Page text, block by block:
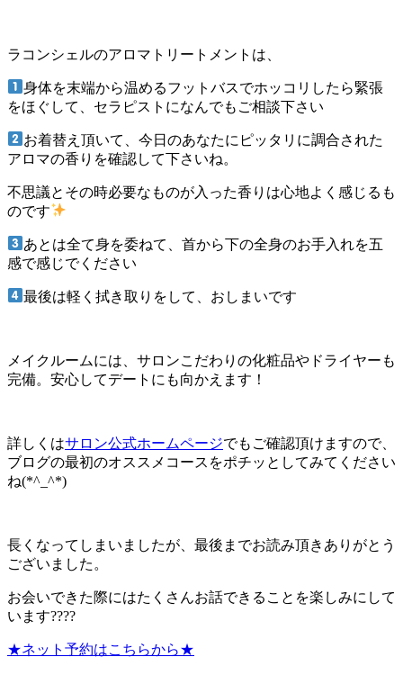
ラコンシェルのアロマトリートメントは、
身体を末端から温めるフットバスでホッコリしたら緊張
をほぐして、セラピストになんでもご相談下さい
お着替え頂いて、今日のあなたにピッタリに調合された
アロマの香りを確認して下さいね。
不思議とその時必要なものが入った香りは心地よく感じるも
のです
あとは全て身を委ねて、首から下の全身のお手入れを五
感で感じでください
最後は軽く拭き取りをして、おしまいです
メイクルームには、サロンこだわりの化粧品やドライヤーも
完備。安心してデートにも向かえます！
詳しくはサロン公式ホームページでもご確認頂けますので、
ブログの最初のオススメコースをポチッとしてみてください
ね(*^_^*)
長くなってしまいましたが、最後までお読み頂きありがとう
ございました。
お会いできた際にはたくさんお話できることを楽しみにして
います????
★ネット予約はこちらから★